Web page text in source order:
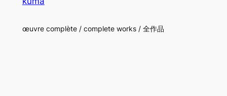
œuvre complète / complete works / 全作品